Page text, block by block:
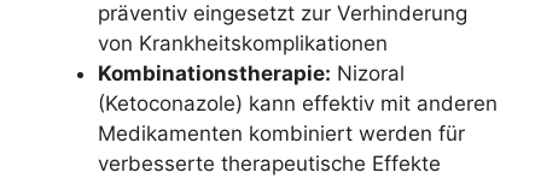
präventiv eingesetzt zur Verhinderung
von Krankheitskomplikationen
Kombinationstherapie: Nizoral
(Ketoconazole) kann effektiv mit anderen
Medikamenten kombiniert werden für
verbesserte therapeutische Effekte